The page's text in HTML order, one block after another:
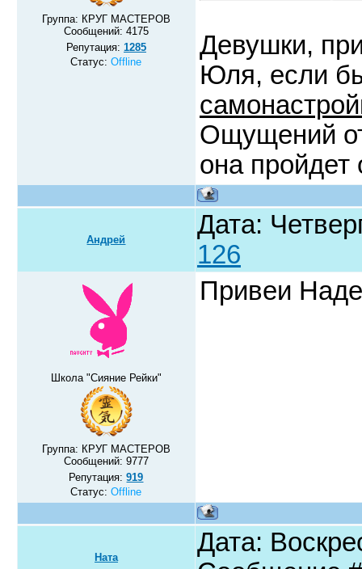
Группа: КРУГ МАСТЕРОВ
Сообщений: 4175
Репутация: 1285
Статус:Offline
Девушки,
Юля, если
Ощущений
она
Андрей
Дата:
126
Школа "Сияние Рейки"
Группа: КРУГ МАСТЕРОВ
Сообщений: 9777
Репутация:919
Статус:Offline
Привеи
Ната
Дата: